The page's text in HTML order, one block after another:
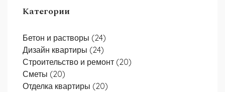
Категории
Бетон и растворы (24)
Дизайн квартиры (24)
Строительство и ремонт (20)
Сметы (20)
Отделка квартиры (20)